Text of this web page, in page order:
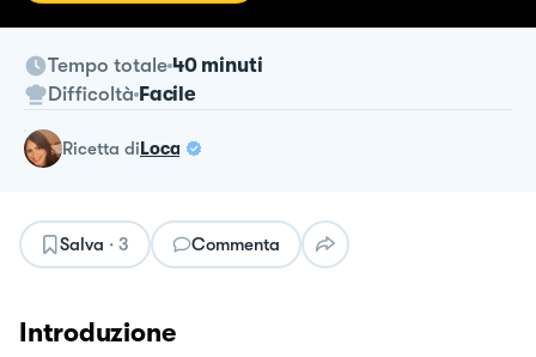
Tempo totale 40 minuti
Difficoltà Facile
ricetta diLoca
Salva · 3 Commenta
Introduzione